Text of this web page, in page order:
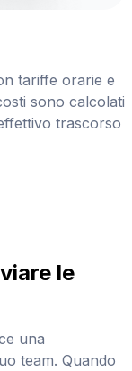
tariffe orarie e
sono calcolati
trascorso
le
una
team. Quando